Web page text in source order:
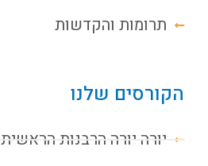
תרומות והקדשות
הקורסים שלנו
יורה יורה הרבנות הראשית